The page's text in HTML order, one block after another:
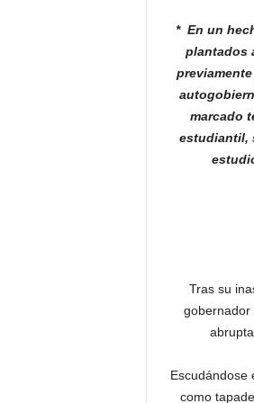
* En un
plantados
marcado
estudiantil,
Tras su
gobernador
Escudándose
como